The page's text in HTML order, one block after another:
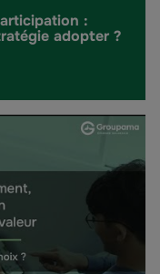
:
adopter ?